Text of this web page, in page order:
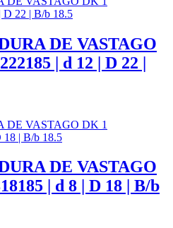
DE VASTAGO
| d 12 | D 22 |
DE VASTAGO
| d 8 | D 18 | B/b